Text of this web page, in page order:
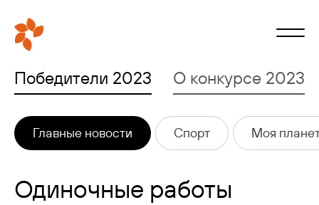
Победители 2023 О конкурсе 2023
Главные новости Спорт Моя
Одиночные работы